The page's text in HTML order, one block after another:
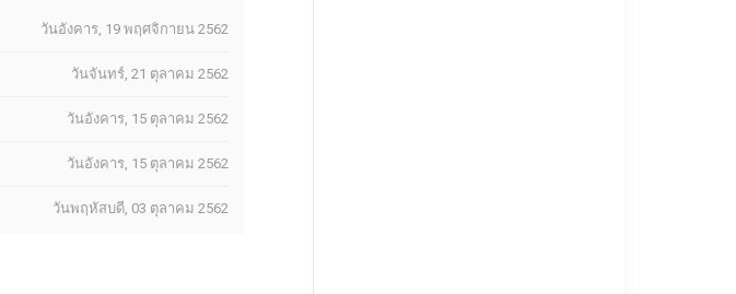
วันอังคาร, 19 พฤศจิกายน 2562
วันจันทร์, 21 ตุลาคม 2562
วันอังคาร, 15 ตุลาคม 2562
วันอังคาร, 15 ตุลาคม 2562
วันพฤหัสบดี, 03 ตุลาคม 2562